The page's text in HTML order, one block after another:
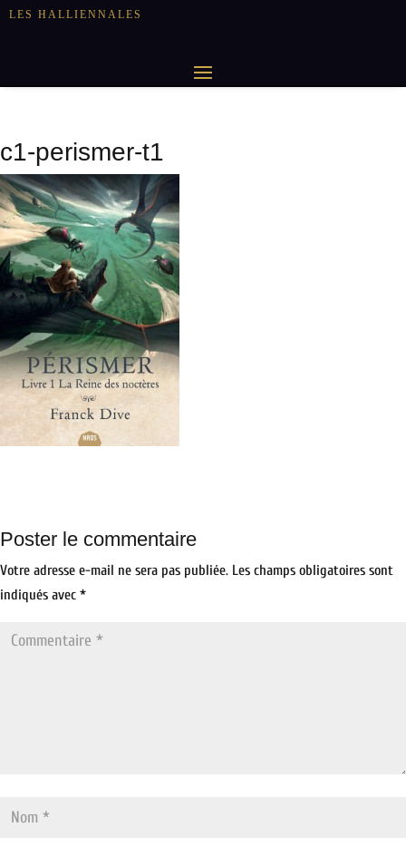
LES HALLIENNALES
c1-perismer-t1
Poster le commentaire
Votre adresse e-mail ne sera pas publiée. Les champs obligatoires sont
indiqués avec *